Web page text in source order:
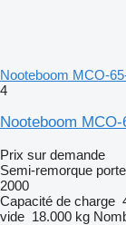
Nooteboom MCO-
4
Nooteboom
Prix sur demande
Semi-remorque
2000
Capacité de charge
vide 18.000 kg